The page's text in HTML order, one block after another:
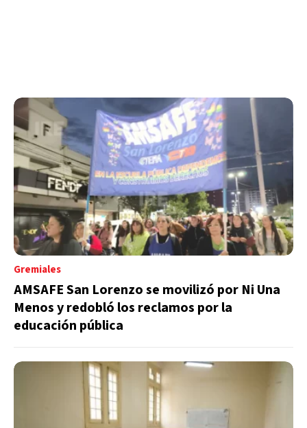
Gremiales
AMSAFE San Lorenzo se movilizó por Ni Una
Menos y redobló los reclamos por la
educación pública